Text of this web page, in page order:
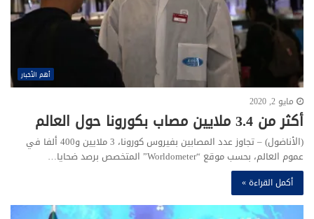
أهم الأخبار
مايو 2, 2020
أكثر من 3.4 ملايين مصاب بكورونا حول العالم
(الأناضول) – تجاوز عدد المصابين بفيروس كورونا، 3 ملايين و400 ألفا في
عموم العالم، بحسب موقع “Worldometer” المتخصص برصد ضحايا…
أكمل القراءة »